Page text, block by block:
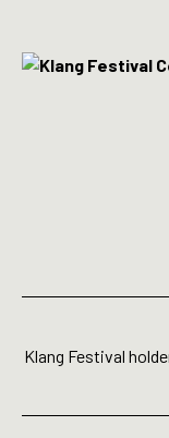
Klang Festival